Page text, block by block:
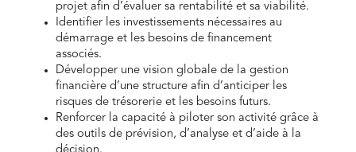
projet afin d’évaluer sa rentabilité et sa viabilité.
Identifier les investissements nécessaires au
démarrage et les besoins de financement
associés.
Développer une vision globale de la gestion
financière d’une structure afin d’anticiper les
risques de trésorerie et les besoins futurs.
Renforcer la capacité à piloter son activité grâce à
des outils de prévision, d’analyse et d’aide à la